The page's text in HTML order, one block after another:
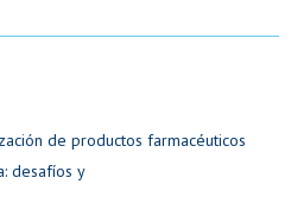
de productos farmacéuticos
desafíos y